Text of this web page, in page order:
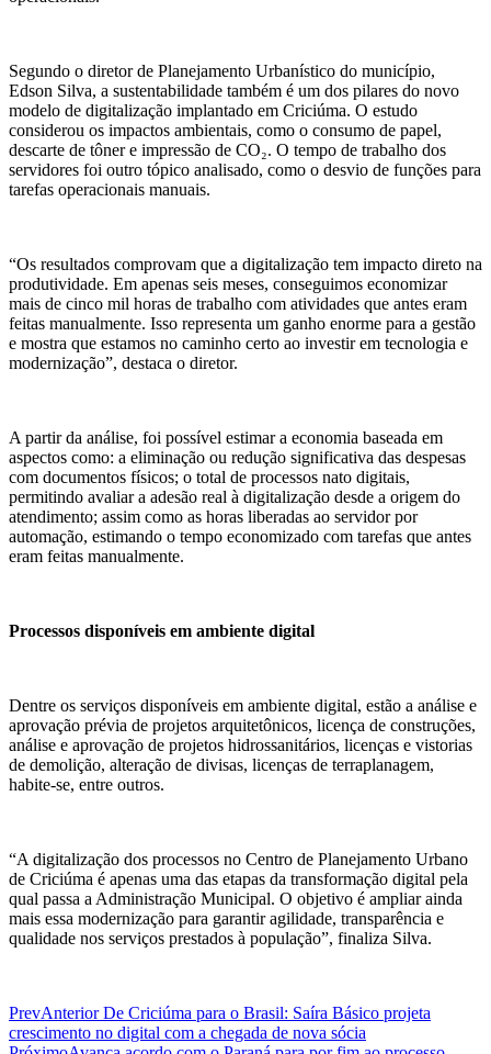
Segundo o diretor de Planejamento Urbanístico do município,
Edson Silva, a sustentabilidade também é um dos pilares do novo
modelo de digitalização implantado em Criciúma. O estudo
considerou os impactos ambientais, como o consumo de papel,
descarte de tôner e impressão de CO₂. O tempo de trabalho dos
servidores foi outro tópico analisado, como o desvio de funções para
tarefas operacionais manuais.
“Os resultados comprovam que a digitalização tem impacto direto na
produtividade. Em apenas seis meses, conseguimos economizar
mais de cinco mil horas de trabalho com atividades que antes eram
feitas manualmente. Isso representa um ganho enorme para a gestão
e mostra que estamos no caminho certo ao investir em tecnologia e
modernização”, destaca o diretor.
A partir da análise, foi possível estimar a economia baseada em
aspectos como: a eliminação ou redução significativa das despesas
com documentos físicos; o total de processos nato digitais,
permitindo avaliar a adesão real à digitalização desde a origem do
atendimento; assim como as horas liberadas ao servidor por
automação, estimando o tempo economizado com tarefas que antes
eram feitas manualmente.
Processos disponíveis em ambiente digital
Dentre os serviços disponíveis em ambiente digital, estão a análise e
aprovação prévia de projetos arquitetônicos, licença de construções,
análise e aprovação de projetos hidrossanitários, licenças e vistorias
de demolição, alteração de divisas, licenças de terraplanagem,
habite-se, entre outros.
“A digitalização dos processos no Centro de Planejamento Urbano
de Criciúma é apenas uma das etapas da transformação digital pela
qual passa a Administração Municipal. O objetivo é ampliar ainda
mais essa modernização para garantir agilidade, transparência e
qualidade nos serviços prestados à população”, finaliza Silva.
PrevAnteriorDe Criciúma para o Brasil: Saíra Básico projeta
crescimento no digital com a chegada de nova sócia